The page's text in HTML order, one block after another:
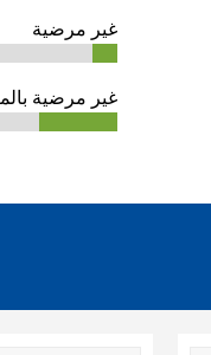
غير مرضية
غير مرضية